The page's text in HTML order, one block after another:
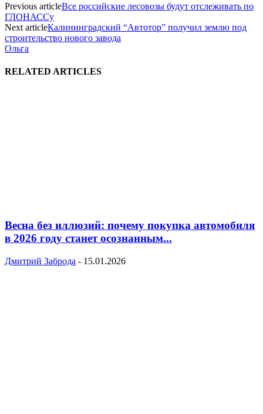
Previous articleВсе российские лесовозы будут отслеживать по
ГЛОНАССу
Next articleКалининградский “Автотор” получил землю под
строительство нового завода
Ольга
RELATED ARTICLES
Весна без иллюзий: почему покупка автомобиля
в 2026 году станет осознанным...
Дмитрий Заброда - 15.01.2026